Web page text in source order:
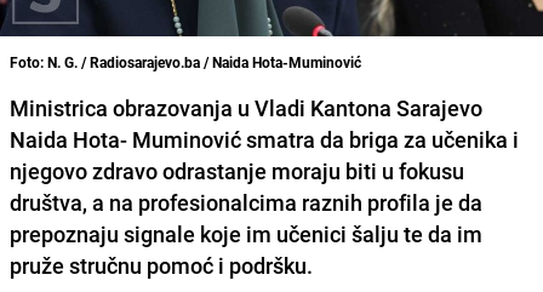
Foto: N. G. / Radiosarajevo.ba / Naida Hota-Muminović
Ministrica obrazovanja u Vladi Kantona Sarajevo
Naida Hota- Muminović smatra da briga za učenika i
njegovo zdravo odrastanje moraju biti u fokusu
društva, a na profesionalcima raznih profila je da
prepoznaju signale koje im učenici šalju te da im
pruže stručnu pomoć i podršku.